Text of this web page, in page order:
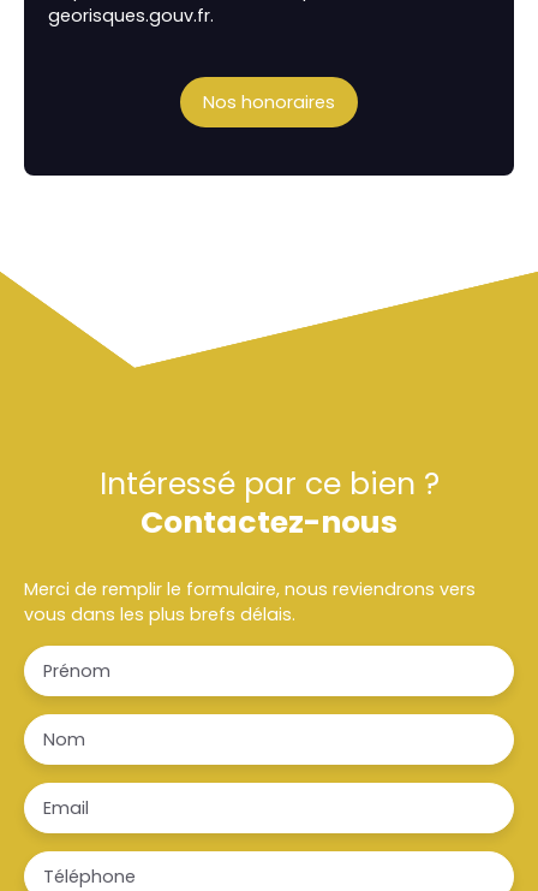
georisques.gouv.fr.
Nos honoraires
Intéressé par ce bien ?
Contactez-nous
Merci de remplir le formulaire, nous reviendrons vers
vous dans les plus brefs délais.
Prénom
Nom
Email
Téléphone